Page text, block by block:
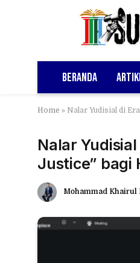
Beranda
Home » Nalar Yudisial di
Nalar
Justice” bagi
Mohammad Khairul